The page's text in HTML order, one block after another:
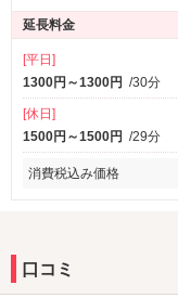
延長料金
[平日]
1300円～1300円 /30分
[休日]
1500円～1500円 /29分
消費税込み価格
口コミ